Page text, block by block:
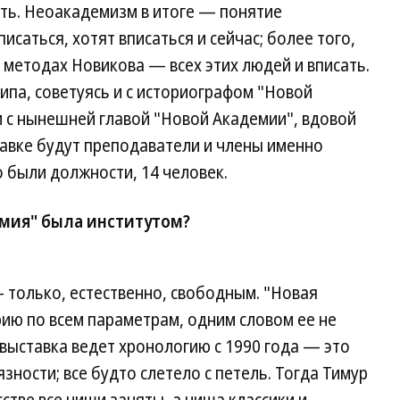
Неоакадемизм в итоге — понятие
хотят вписаться и сейчас; более того,
Новикова — всех этих людей и вписать.
советуясь и с историографом "Новой
нынешней главой "Новой Академии", вдовой
будут преподаватели и члены именно
должности, 14 человек.
была институтом?
естественно, свободным. "Новая
по всем параметрам, одним словом ее не
ведет хронологию с 1990 года — это
все будто слетело с петель. Тогда Тимур